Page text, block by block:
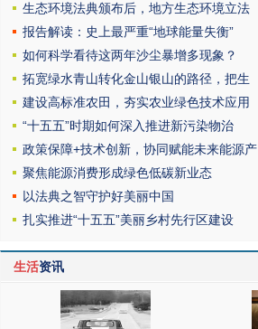
生态环境法典颁布后，地方生态环境立法
报告解读：史上最严重“地球能量失衡”
如何科学看待这两年沙尘暴增多现象？
拓宽绿水青山转化金山银山的路径，把生
建设高标准农田，夯实农业绿色技术应用
“十五五”时期如何深入推进新污染物治
政策保障+技术创新，协同赋能未来能源产
聚焦能源消费形成绿色低碳新业态
以法典之智守护好美丽中国
扎实推进“十五五”美丽乡村先行区建设
生活资讯